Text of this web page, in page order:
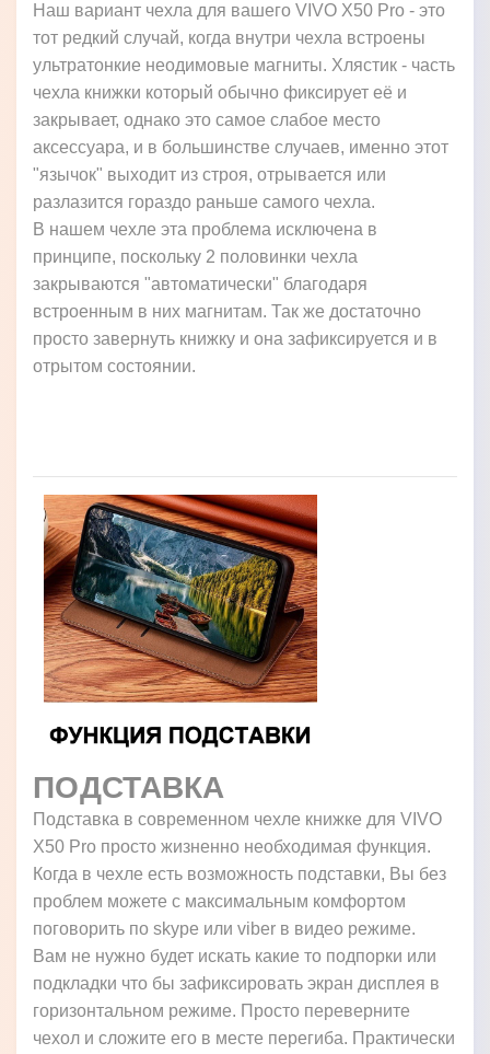
Наш вариант чехла для вашего VIVO X50 Pro - это
тот редкий случай, когда внутри чехла встроены
ультратонкие неодимовые магниты. Хлястик - часть
чехла книжки который обычно фиксирует её и
закрывает, однако это самое слабое место
аксессуара, и в большинстве случаев, именно этот
"язычок" выходит из строя, отрывается или
разлазится гораздо раньше самого чехла.
В нашем чехле эта проблема исключена в
принципе, поскольку 2 половинки чехла
закрываются "автоматически" благодаря
встроенным в них магнитам. Так же достаточно
просто завернуть книжку и она зафиксируется и в
отрытом состоянии.
ПОДСТАВКА
Подставка в современном чехле книжке для VIVO
X50 Pro просто жизненно необходимая функция.
Когда в чехле есть возможность подставки, Вы без
проблем можете с максимальным комфортом
поговорить по skype или viber в видео режиме.
Вам не нужно будет искать какие то подпорки или
подкладки что бы зафиксировать экран дисплея в
горизонтальном режиме. Просто переверните
чехол и сложите его в месте перегиба. Практически